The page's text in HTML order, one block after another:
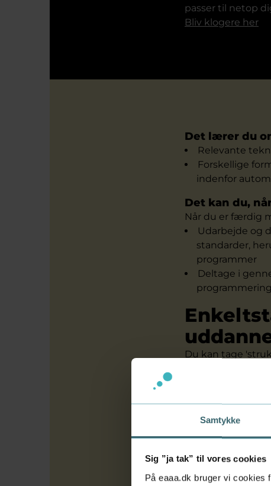
Samtykke
Sig ”ja tak” til vores cookies
På eaaa.dk bruger vi cookies
passer til netop
Bliv klogere her
Det lærer du
Relevante
Forskellige
indenfor
Det kan du,
Når du er færdig
Udarbejde og
standarder,
programmer
Deltage i
programmering
Du kan tage
Kurset kan også
Du bliver bedømt